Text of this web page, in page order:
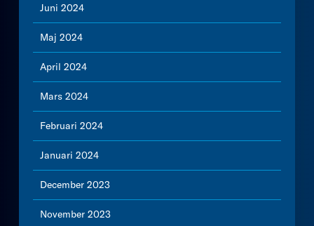
Juni 2024
Maj 2024
April 2024
Mars 2024
Februari 2024
Januari 2024
December 2023
November 2023